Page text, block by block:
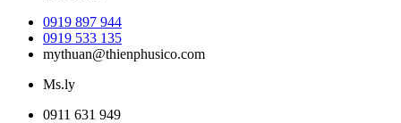
0919 897 944
0919 533 135
mythuan@thienphusico.com
Ms.ly
0911 631 949